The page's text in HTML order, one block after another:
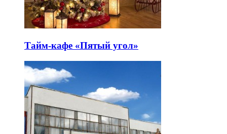
Тайм-кафе «Пятый угол»